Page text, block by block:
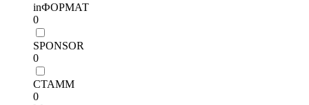
inФОРМАТ
0
SPONSOR
0
СТАММ
0